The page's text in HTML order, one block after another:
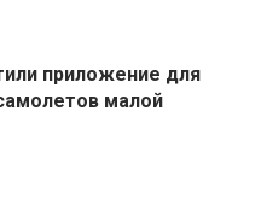
приложение для
малой